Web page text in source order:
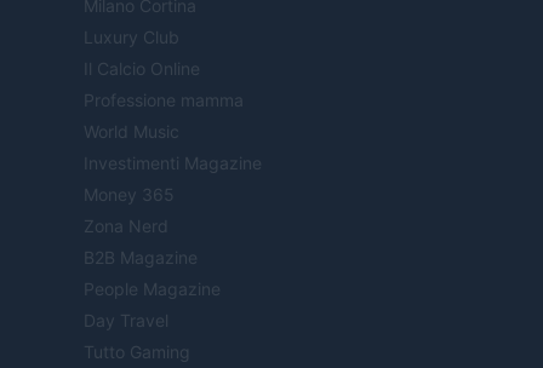
Milano Cortina
Luxury Club
Il Calcio Online
Professione mamma
World Music
Investimenti Magazine
Money 365
Zona Nerd
B2B Magazine
People Magazine
Day Travel
Tutto Gaming